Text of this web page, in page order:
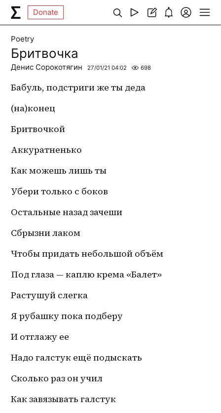
Donate
Poetry
Бритвочка
Денис Сорокотягин 27/01/21 04:02 698
Бабуль, подстриги же ты деда
(на)конец
Бритвочкой
Аккуратненько
Как можешь лишь ты
Убери только с боков
Остальные назад зачеши
Сбрызни лаком
Чтобы придать небольшой объём
Под глаза — каплю крема «Балет»
Растушуй слегка
Я рубашку пока подберу
И отглажу ее
Надо галстук ещё подыскать
Сколько раз он учил
Как завязывать галстук